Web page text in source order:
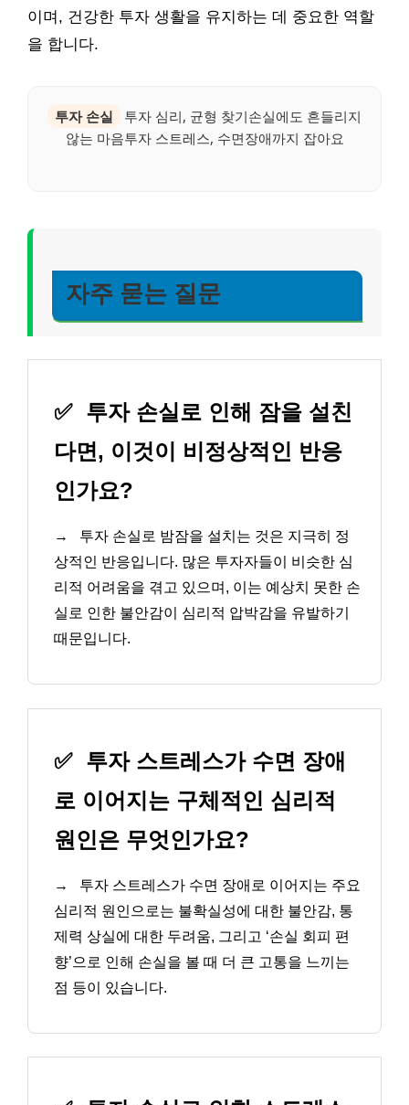
이며, 건강한 투자 생활을 유지하는 데 중요한 역할
을 합니다.
투자 손실
투자 심리, 균형 찾기손실에도 흔들리지
않는 마음투자 스트레스, 수면장애까지 잡아요
자주 묻는 질문
✅ 투자 손실로 인해 잠을 설친
다면, 이것이 비정상적인 반응
인가요?
→
투자 손실로 밤잠을 설치는 것은 지극히 정
상적인 반응입니다. 많은 투자자들이 비슷한 심
리적 어려움을 겪고 있으며, 이는 예상치 못한 손
실로 인한 불안감이 심리적 압박감을 유발하기
때문입니다.
✅ 투자 스트레스가 수면 장애
로 이어지는 구체적인 심리적
원인은 무엇인가요?
→
투자 스트레스가 수면 장애로 이어지는 주요
심리적 원인으로는 불확실성에 대한 불안감, 통
제력 상실에 대한 두려움, 그리고 ‘손실 회피 편
향’으로 인해 손실을 볼 때 더 큰 고통을 느끼는
점 등이 있습니다.